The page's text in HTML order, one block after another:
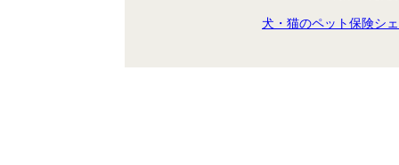
犬・猫のペット保険シ